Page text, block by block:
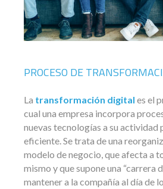
PROCESO DE
La transformación digital es el
cual una empresa incorpora
nuevas tecnologías a su actividad
eficiente. Se trata de una
modelo de negocio, que afecta a
mismo y que supone una “carrera
mantener a la compañía al día de